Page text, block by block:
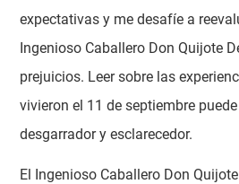
expectativas y me desafíe a
Ingenioso Caballero Don Quijote
prejuicios. Leer sobre las
vivieron el 11 de septiembre
desgarrador y esclarecedor.
El Ingenioso Caballero Don